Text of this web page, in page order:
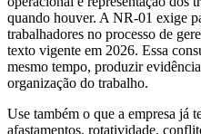
quando houver. A NR-01 exige
trabalhadores no processo de
texto vigente em 2026. Essa
mesmo tempo, produzir
organização do trabalho.
Use também o que a empresa já
afastamentos, rotatividade,